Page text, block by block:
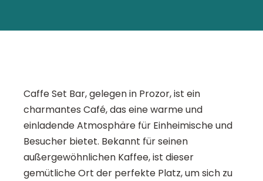
Caffe Set Bar, gelegen in Prozor, ist ein
charmantes Café, das eine warme und
einladende Atmosphäre für Einheimische und
Besucher bietet. Bekannt für seinen
außergewöhnlichen Kaffee, ist dieser
gemütliche Ort der perfekte Platz, um sich zu